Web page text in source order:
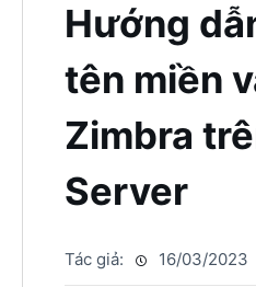
Hướng
tên miền
Zimbra
Server
Tác giả: 16/03/2023